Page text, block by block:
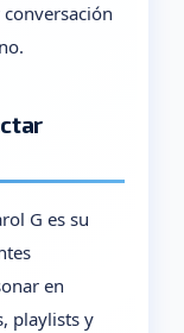
G es su
en
playlists y